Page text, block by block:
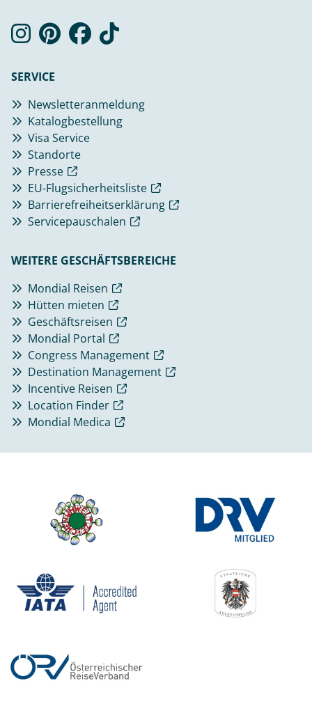
SERVICE
Newsletteranmeldung
Katalogbestellung
Visa Service
Standorte
Presse
EU-Flugsicherheitsliste
Barrierefreiheitserklärung
Servicepauschalen
WEITERE GESCHÄFTSBEREICHE
Mondial Reisen
Hütten mieten
Geschäftsreisen
Mondial Portal
Congress Management
Destination Management
Incentive Reisen
Location Finder
Mondial Medica